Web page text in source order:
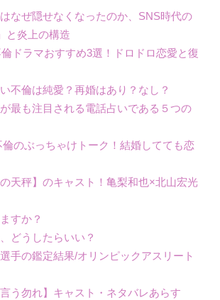
なぜ隠せなくなったのか、SNS時代の
と炎上の構造
ドラマおすすめ3選！ドロドロ恋愛と復
不倫は純愛？再婚はあり？なし？
最も注目される電話占いである５つの
のぶっちゃけトーク！結婚してても恋
天秤】のキャスト！亀梨和也×北山宏光
すか？
どうしたらいい？
手の鑑定結果/オリンピックアスリート
言う勿れ】キャスト・ネタバレあらす